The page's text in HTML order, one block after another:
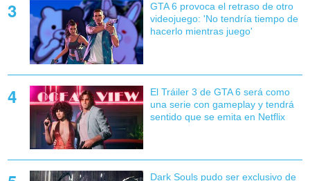
GTA 6 provoca el retraso de otro
videojuego: 'No tendría tiempo de
hacerlo mientras juego'
El Tráiler 3 de GTA 6 será como
una serie con gameplay y tendrá
sentido que se emita en Netflix
Dark Souls pudo ser exclusivo de